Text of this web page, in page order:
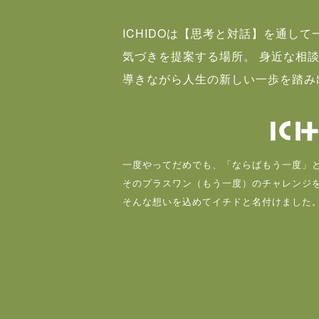
ICHIDOは【思考と対話】を通して
気づきを提案する場所。 身近な相
導きながら人生の新しい一歩を踏
一度やってだめでも、「ならばもう一度」
そのプラスワン（もう一度）のチャレンジ
そんな想いを込めてイチドと名付けました